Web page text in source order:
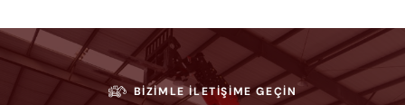
BIZIMLE ILETIŞIME GEÇIN